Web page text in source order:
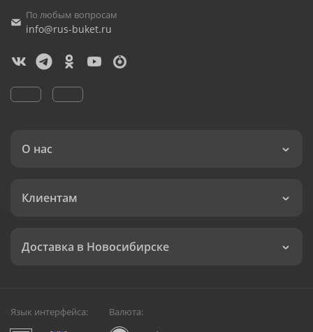
По любым вопросам
info@rus-buket.ru
О нас
Клиентам
Доставка в Новосибирске
Язык интерфейса: Валюта: